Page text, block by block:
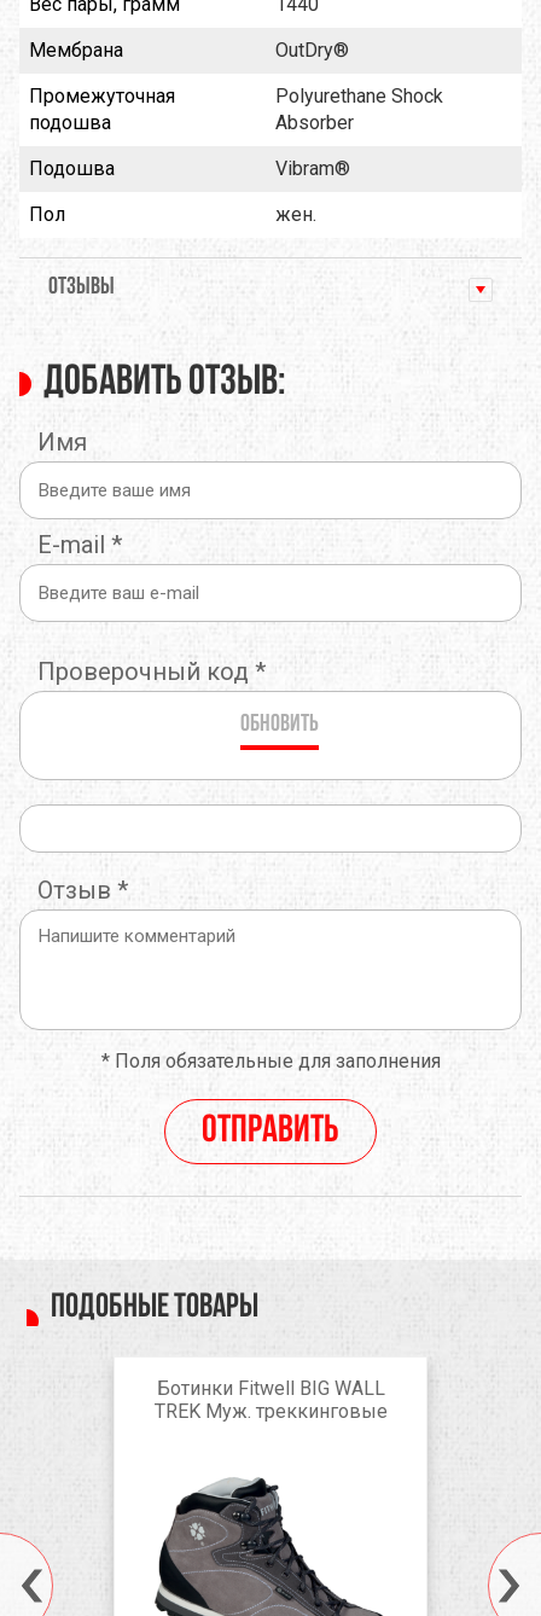
Мембрана
OutDry®
Промежуточная
подошва
Polyurethane Shock
Absorber
Подошва
Vibram®
Пол
жен.
ОТЗЫВЫ
Добавить отзыв:
Имя
E-mail *
Проверочный код *
Обновить
Отзыв *
*Поля обязательные для заполнения
Отправить
Подобные товары
Ботинки Fitwell BIG WALL
TREK Муж. треккинговые